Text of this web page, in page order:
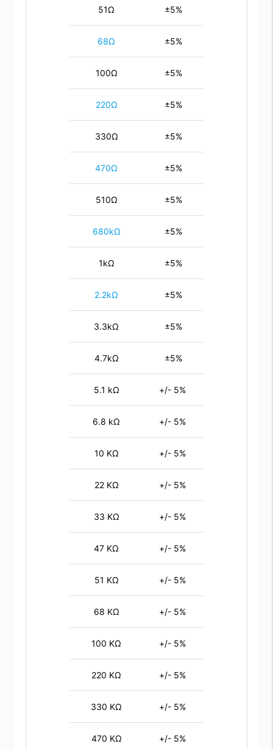
51Ω ±5%
68Ω ±5%
100Ω ±5%
220Ω ±5%
330Ω ±5%
470Ω ±5%
510Ω ±5%
680kΩ ±5%
1kΩ ±5%
2.2kΩ ±5%
3.3kΩ ±5%
4.7kΩ ±5%
5.1 kΩ +/- 5%
6.8 kΩ +/- 5%
10 KΩ +/- 5%
22 KΩ +/- 5%
33 KΩ +/- 5%
47 KΩ +/- 5%
51 KΩ +/- 5%
68 KΩ +/- 5%
100 KΩ +/- 5%
220 KΩ +/- 5%
330 KΩ +/- 5%
470 KΩ +/- 5%